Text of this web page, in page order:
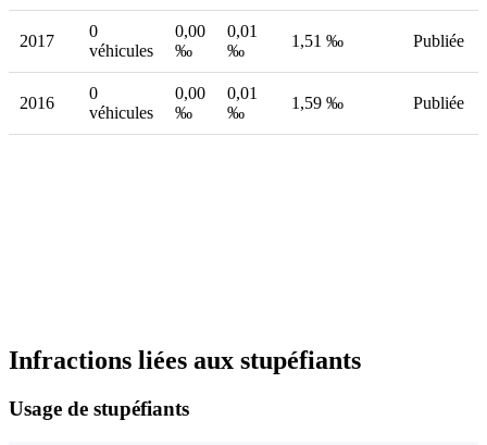
2017
0
véhicules
0,00
‰
0,01
‰
1,51 ‰ Publiée
2016
0
véhicules
0,00
‰
0,01
‰
1,59 ‰ Publiée
Infractions liées aux stupéfiants
Usage de stupéfiants